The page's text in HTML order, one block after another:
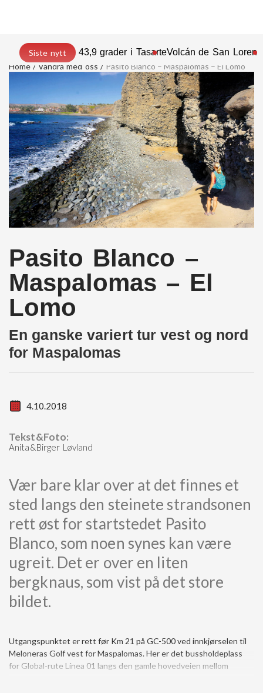
Siste nytt 43,9 grader i TasarteVolcán de San
Home
Vandra med oss Pasito Blanco – Maspalomas – El Lomo
Pasito Blanco –
Maspalomas – El
Lomo
En ganske variert tur vest og nord
for Maspalomas
4.10.2018
Tekst&Foto:
Anita&Birger Løvland
Vær bare klar over at det finnes et
sted langs den steinete strandsonen
rett øst for startstedet Pasito
Blanco, som noen synes kan være
ugreit. Det er over en liten
bergknaus, som vist på det store
bildet.
Utgangspunktet er rett før Km 21 på GC-500 ved innkjørselen til
Meloneras Golf vest for Maspalomas. Her er det bussholdeplass
for Global-rute Línea 01 langs den gamle hovedveien mellom
Maspalomas og Arguineguín. Følg veien ned mot kysten skiltet
Pasito Blanco / La Punta Yacht Club, forbi en betjent vaktbu med